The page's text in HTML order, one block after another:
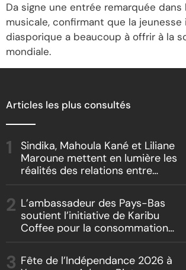
Da signe une entrée remarquée dans
musicale, confirmant que la jeunesse
diasporique a beaucoup à offrir à la
mondiale.
Articles les plus consultés
Sindika, Mahoula Kané et Liliane
Maroune mettent en lumière les
réalités des relations entre
« Boss vs Boss »
L’ambassadeur des Pays-Bas
soutient l’initiative de Karibu
Coffee pour la consommation
reboisement
Fête de l’Indépendance 2026 à